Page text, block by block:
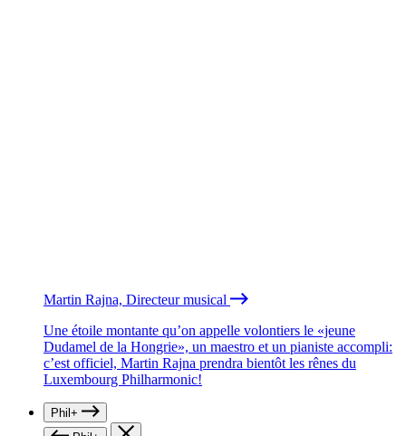
Martin Rajna, Directeur musical
Une étoile montante qu’on appelle volontiers le «jeune
Dudamel de la Hongrie», un maestro et un pianiste accompli:
c’est officiel, Martin Rajna prendra bientôt les rênes du
Luxembourg Philharmonic!
Phil+